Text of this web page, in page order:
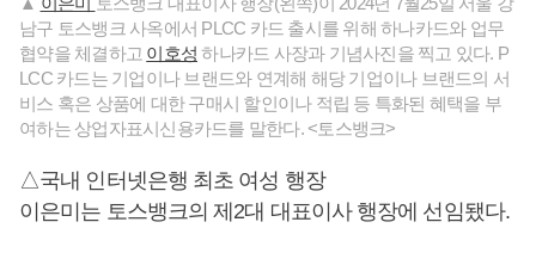
남구 토스뱅크 사옥에서 PLCC 카드 출시를 위해 하나카드와 업무
협약을 체결하고 이호성 하나카드 사장과 기념사진을 찍고 있다. P
LCC 카드는 기업이나 브랜드와 연계해 해당 기업이나 브랜드의 서
비스 혹은 상품에 대한 구매시 할인이나 적립 등 특화된 혜택을 부
여하는 상업자표시신용카드를 말한다. <토스뱅크>
△국내 인터넷은행 최초 여성 행장
이은미는 토스뱅크의 제2대 대표이사 행장에 선임됐다.